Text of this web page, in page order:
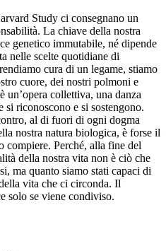
Study ci consegnano un
La chiave della nostra
genetico immutabile, né dipende
nelle scelte quotidiane di
cura di un legame, stiamo
cuore, dei nostri polmoni e
un’opera collettiva, una danza
si riconoscono e si sostengono.
al di fuori di ogni dogma
nostra natura biologica, è forse il
compiere. Perché, alla fine del
della nostra vita non è ciò che
ma quanto siamo stati capaci di
vita che ci circonda. Il
solo se viene condiviso.